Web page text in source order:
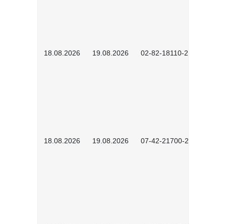
18.08.2026 19.08.2026 02-82-18110-2503
18.08.2026 19.08.2026 07-42-21700-2601